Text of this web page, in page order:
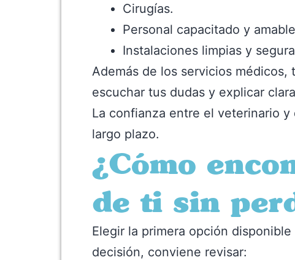
Cirugías.
Personal capacitado y
Instalaciones limpias y
Además de los servicios
escuchar tus dudas y explicar
La confianza entre el veterinario
largo plazo.
¿Cómo
de ti sin
Elegir la primera opción
decisión, conviene revisar: